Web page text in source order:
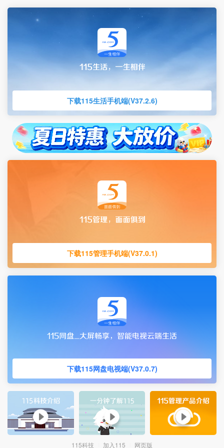
下载115生活手机端(V37.2.6)
下载115管理手机端(V37.0.1)
下载115网盘电视端(V37.0.7)
115科技 加入115 网页版